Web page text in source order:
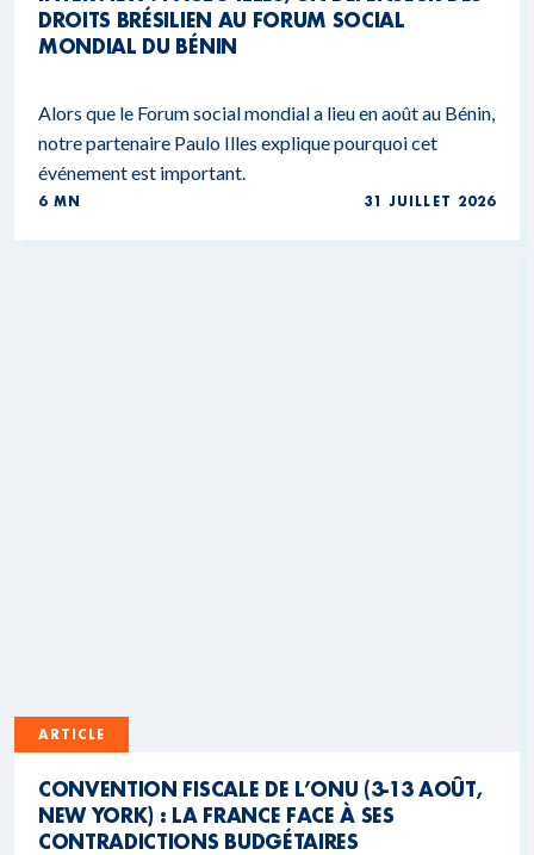
DROITS BRÉSILIEN AU FORUM SOCIAL
MONDIAL DU BÉNIN
Alors que le Forum social mondial a lieu en août au Bénin,
notre partenaire Paulo Illes explique pourquoi cet
événement est important.
6 MN 31 JUILLET 2026
ARTICLE
CONVENTION FISCALE DE L’ONU (3-13 AOÛT,
NEW YORK) : LA FRANCE FACE À SES
CONTRADICTIONS BUDGÉTAIRES